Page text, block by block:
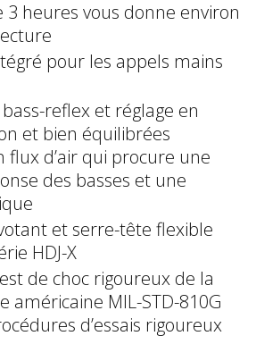
3 heures vous donne environ
pour les appels mains
reflex et réglage en
et bien équilibrées
d’air qui procure une
des basses et une
et serre-tête flexible
HDJ-X
de choc rigoureux de la
américaine MIL-STD-810G
d’essais rigoureux